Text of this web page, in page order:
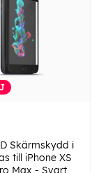
Skärmskydd i
till iPhone XS
Max - Svart